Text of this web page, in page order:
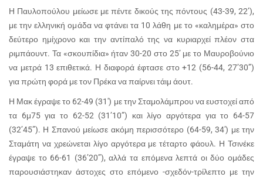
Η Παυλοπούλου μείωσε με πέντε δικούς της πόντους (43-39, 22’),
με την ελληνική ομάδα να φτάνει τα 10 λάθη με το «καλημέρα» στο
δεύτερο ημίχρονο και την αντίπαλό της να κυριαρχεί πλέον στα
ριμπάουντ. Τα «σκουπίδια» ήταν 30-20 στο 25’ με το Μαυροβούνιο
να μετρά 13 επιθετικά. Η διαφορά έφτασε στο +12 (56-44, 27’30’’)
για πρώτη φορά με τον Πρέκα να παίρνει τάιμ άουτ.
Η Μακ έγραψε το 62-49 (31′) με την Σταμολάμπρου να ευστοχεί από
τα 6μ75 για το 62-52 (31’10”) και λίγο αργότερα για το 64-57
(32’45”). Η Σπανού μείωσε ακόμη περισσότερο (64-59, 34′) με την
Σταμάτη να χρεώνεται λίγο αργότερα με τέταρτο φάουλ. Η Τσινέκε
έγραψε το 66-61 (36’20”), αλλά τα επόμενα λεπτά οι δύο ομάδες
παρουσιάστηκαν άστοχες στο επόμενο -σχεδόν-τρίλεπτο με την